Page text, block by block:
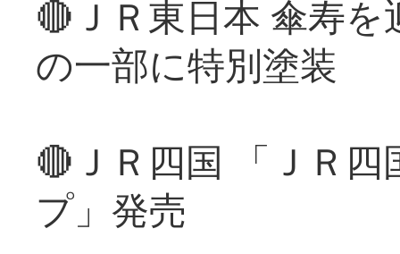
🔴ＪＲ東日本 傘寿
の一部に特別塗装
🔴ＪＲ四国 「ＪＲ
プ」発売